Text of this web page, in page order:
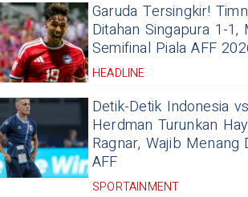
Garuda Tersingkir!
Ditahan Singapura 1-1,
Semifinal Piala AFF
HEADLINE
Detik-Detik Indonesia
Herdman Turunkan
Ragnar, Wajib Menang
AFF
SPORTAINMENT